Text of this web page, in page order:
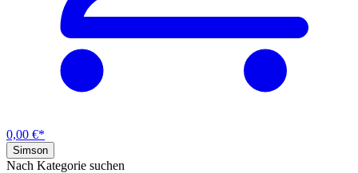
0,00 €*
Simson
Nach Kategorie suchen